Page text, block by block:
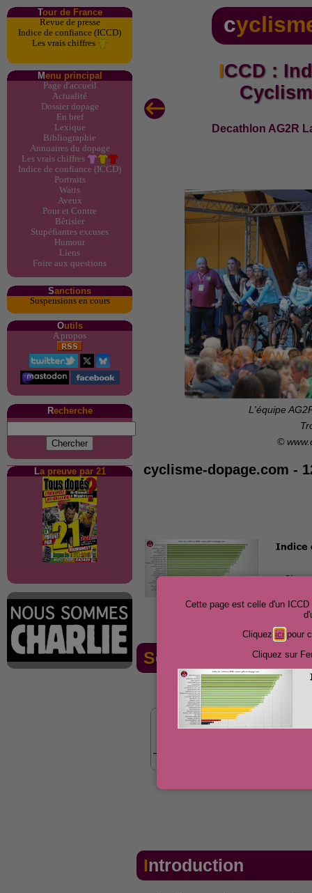
Tour de France
Revue de presse
Indice de confiance (ICCD)
Les vrais chiffres
Menu principal
Page d'accueil
Actualité
Dossier dopage
En bref
Lexique
Bibliographie
Annuaires du dopage
Les vrais chiffres
Indice de confiance (ICCD)
Portraits
Watts
Aveux
Pour et Contre
Bêtisier
Stupéfiantes excuses
Humour
Liens
Foire aux questions
Sanctions
Suspensions en cours
Outils
A propos
Recherche
La preuve par 21
c
ICCD : Indice de Confiance
Decathlon AG2R
L'équipe
©
cyclisme-dopage.com -
Sommaire
Introduction
Cette page est celle d'un
Cliquez ici pour
Cliquez sur